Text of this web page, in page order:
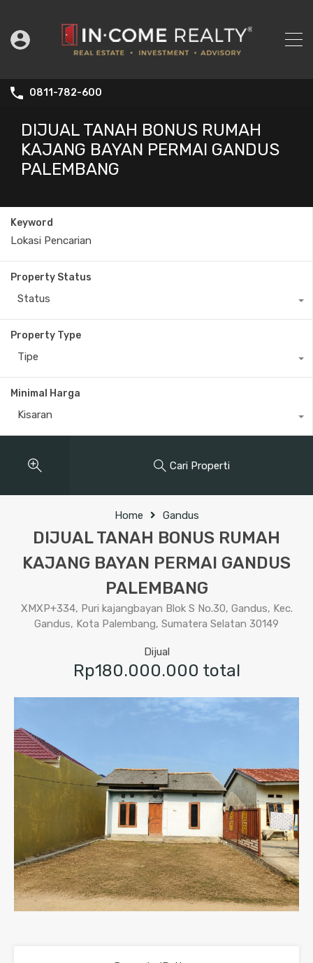
0811-782-600
DIJUAL TANAH BONUS RUMAH
KAJANG BAYAN PERMAI GANDUS
PALEMBANG
Keyword
Property Status
Status
Property Type
Tipe
Minimal Harga
Kisaran
Cari Properti
Home Gandus
DIJUAL TANAH BONUS RUMAH
KAJANG BAYAN PERMAI GANDUS
PALEMBANG
XMXP+334, Puri kajangbayan Blok S No.30, Gandus, Kec.
Gandus, Kota Palembang, Sumatera Selatan 30149
Dijual
Rp180.000.000 total